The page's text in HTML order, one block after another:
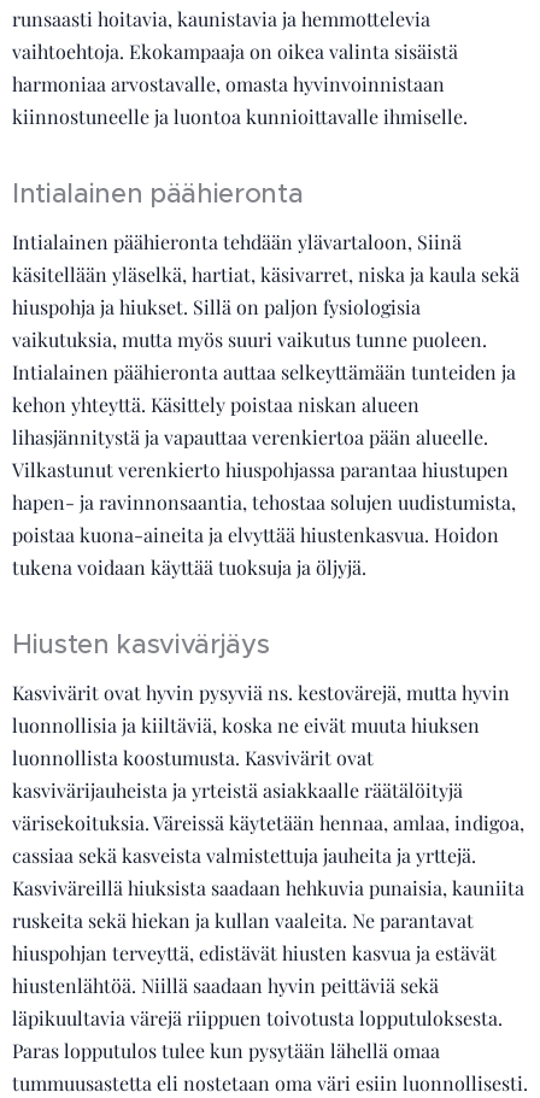
runsaasti hoitavia, kaunistavia ja hemmottelevia
vaihtoehtoja. Ekokampaaja on oikea valinta sisäistä
harmoniaa arvostavalle, omasta hyvinvoinnistaan
kiinnostuneelle ja luontoa kunnioittavalle ihmiselle.
Intialainen päähieronta
Intialainen päähieronta tehdään ylävartaloon, Siinä
käsitellään yläselkä, hartiat, käsivarret, niska ja kaula sekä
hiuspohja ja hiukset. Sillä on paljon fysiologisia
vaikutuksia, mutta myös suuri vaikutus tunne puoleen.
Intialainen päähieronta auttaa selkeyttämään tunteiden ja
kehon yhteyttä. Käsittely poistaa niskan alueen
lihasjännitystä ja vapauttaa verenkiertoa pään alueelle.
Vilkastunut verenkierto hiuspohjassa parantaa hiustupen
hapen- ja ravinnonsaantia, tehostaa solujen uudistumista,
poistaa kuona-aineita ja elvyttää hiustenkasvua. Hoidon
tukena voidaan käyttää tuoksuja ja öljyjä.
Hiusten kasvivärjäys
Kasvivärit ovat hyvin pysyviä ns. kestovärejä, mutta hyvin
luonnollisia ja kiiltäviä, koska ne eivät muuta hiuksen
luonnollista koostumusta. Kasvivärit ovat
kasvivärijauheista ja yrteistä asiakkaalle räätälöityjä
värisekoituksia. Väreissä käytetään hennaa, amlaa, indigoa,
cassiaa sekä kasveista valmistettuja jauheita ja yrttejä.
Kasviväreillä hiuksista saadaan hehkuvia punaisia, kauniita
ruskeita sekä hiekan ja kullan vaaleita. Ne parantavat
hiuspohjan terveyttä, edistävät hiusten kasvua ja estävät
hiustenlähtöä. Niillä saadaan hyvin peittäviä sekä
läpikuultavia värejä riippuen toivotusta lopputuloksesta.
Paras lopputulos tulee kun pysytään lähellä omaa
tummuusastetta eli nostetaan oma väri esiin luonnollisesti.